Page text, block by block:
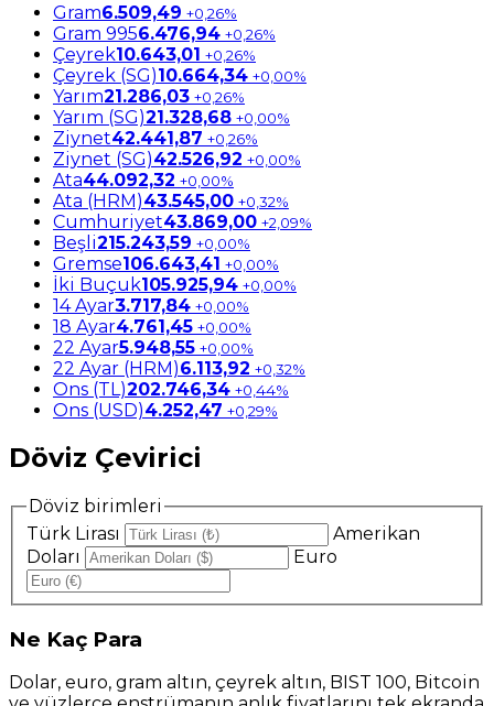
Gram6.509,49 +0,26%
Gram 9956.476,94 +0,26%
Çeyrek10.643,01 +0,26%
Çeyrek (SG)10.664,34 +0,00%
Yarım21.286,03 +0,26%
Yarım (SG)21.328,68 +0,00%
Ziynet42.441,87 +0,26%
Ziynet (SG)42.526,92 +0,00%
Ata44.092,32 +0,00%
Ata (HRM)43.545,00 +0,32%
Cumhuriyet43.869,00 +2,09%
Beşli215.243,59 +0,00%
Gremse106.643,41 +0,00%
İki Buçuk105.925,94 +0,00%
14 Ayar3.717,84 +0,00%
18 Ayar4.761,45 +0,00%
22 Ayar5.948,55 +0,00%
22 Ayar (HRM)6.113,92 +0,32%
Ons (TL)202.746,34 +0,44%
Ons (USD)4.252,47 +0,29%
Döviz Çevirici
Döviz birimleri
Türk Lirası
Amerikan
Doları
Euro
Ne Kaç Para
Dolar, euro, gram altın, çeyrek altın, BIST 100, Bitcoin